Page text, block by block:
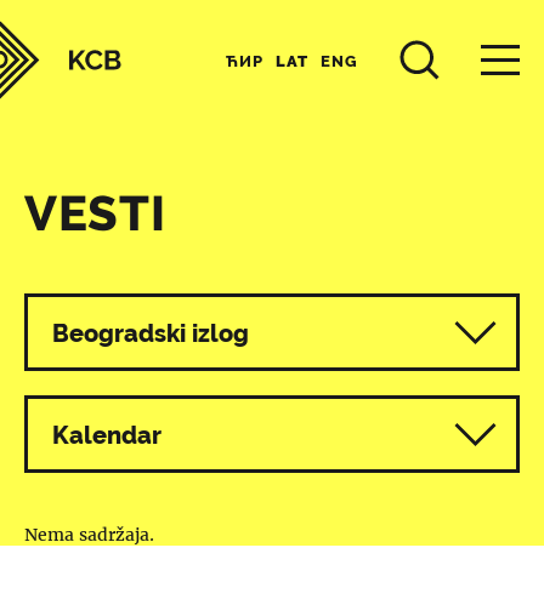
ЋИР LAT ENG
VESTI
Svi programi
Beogradski izlog
Kalendar
Nema sadržaja.